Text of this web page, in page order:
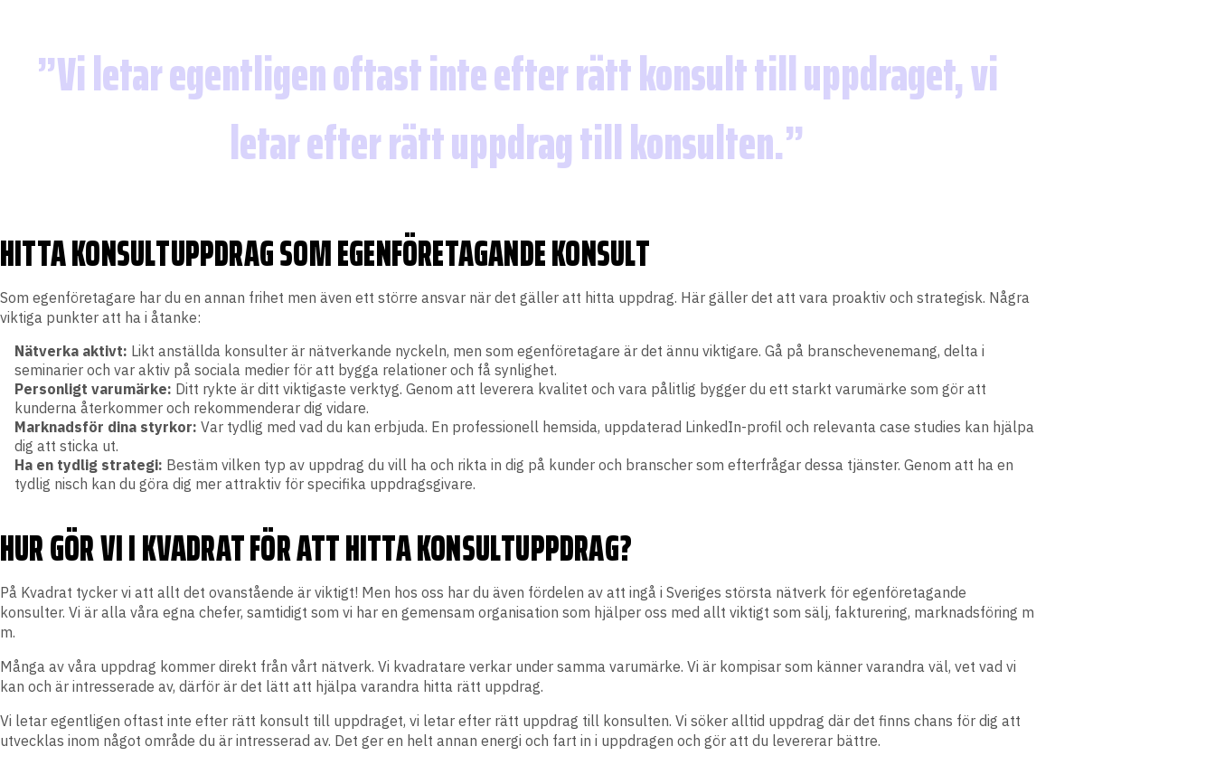
Vi letar egentligen oftast inte efter rätt konsult till uppdraget, vi
letar efter rätt uppdrag till konsulten.
HITTA KONSULTUPPDRAG SOM EGENFÖRETAGANDE KONSULT
Som egenföretagare har du en annan frihet men även ett större ansvar när det gäller att hitta uppdrag. Här gäller det att vara proaktiv och strategisk. Några
viktiga punkter att ha i åtanke:
Nätverka aktivt: Likt anställda konsulter är nätverkande nyckeln, men som egenföretagare är det ännu viktigare. Gå på branschevenemang, delta i
seminarier och var aktiv på sociala medier för att bygga relationer och få synlighet.
Personligt varumärke: Ditt rykte är ditt viktigaste verktyg. Genom att leverera kvalitet och vara pålitlig bygger du ett starkt varumärke som gör att
kunderna återkommer och rekommenderar dig vidare.
Marknadsför dina styrkor: Var tydlig med vad du kan erbjuda. En professionell hemsida, uppdaterad LinkedIn-profil och relevanta case studies kan hjälpa
dig att sticka ut.
Ha en tydlig strategi: Bestäm vilken typ av uppdrag du vill ha och rikta in dig på kunder och branscher som efterfrågar dessa tjänster. Genom att ha en
tydlig nisch kan du göra dig mer attraktiv för specifika uppdragsgivare.
HUR GÖR VI I KVADRAT FÖR ATT HITTA KONSULTUPPDRAG?
På Kvadrat tycker vi att allt det ovanstående är viktigt! Men hos oss har du även fördelen av att ingå i Sveriges största nätverk för egenföretagande
konsulter. Vi är alla våra egna chefer, samtidigt som vi har en gemensam organisation som hjälper oss med allt viktigt som sälj, fakturering, marknadsföring m
m.
Många av våra uppdrag kommer direkt från vårt nätverk. Vi kvadratare verkar under samma varumärke. Vi är kompisar som känner varandra väl, vet vad vi
kan och är intresserade av, därför är det lätt att hjälpa varandra hitta rätt uppdrag.
Vi letar egentligen oftast inte efter rätt konsult till uppdraget, vi letar efter rätt uppdrag till konsulten. Vi söker alltid uppdrag där det finns chans för dig att
utvecklas inom något område du är intresserad av. Det ger en helt annan energi och fart in i uppdragen och gör att du levererar bättre.